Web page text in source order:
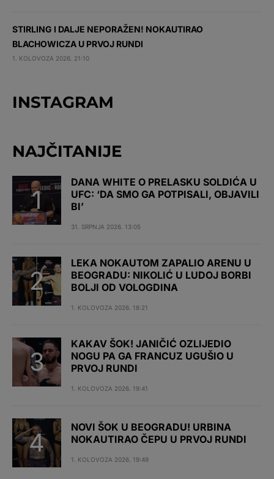
STIRLING I DALJE NEPORAŽEN! NOKAUTIRAO
BLACHOWICZA U PRVOJ RUNDI
1. KOLOVOZA 2026. 21:10
INSTAGRAM
NAJČITANIJE
DANA WHITE O PRELASKU SOLDIĆA U
UFC: ‘DA SMO GA POTPISALI, OBJAVILI
BI’
31. SRPNJA 2026. 13:05
LEKA NOKAUTOM ZAPALIO ARENU U
BEOGRADU: NIKOLIĆ U LUDOJ BORBI
BOLJI OD VOLOGDINA
1. KOLOVOZA 2026. 18:21
KAKAV ŠOK! JANIČIĆ OZLIJEDIO
NOGU PA GA FRANCUZ UGUŠIO U
PRVOJ RUNDI
1. KOLOVOZA 2026. 19:41
NOVI ŠOK U BEOGRADU! URBINA
NOKAUTIRAO ČEPU U PRVOJ RUNDI
1. KOLOVOZA 2026. 19:49